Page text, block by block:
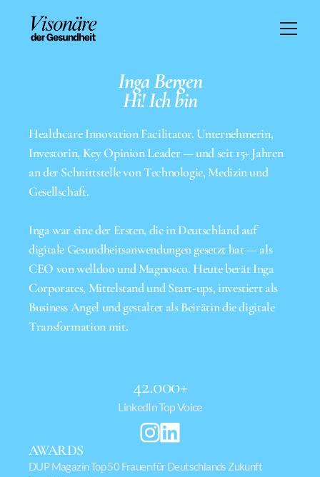
PERSPEKTIVEN
PUBLIKATIONEN
LEISTUNGEN
Inga Bergen
Hi! Ich bin
Healthcare Innovation Facilitator. Unternehmerin,
Investorin, Key Opinion Leader — und seit 15+ Jahren
an der Schnittstelle von Technologie, Medizin und
Gesellschaft.
Inga war eine der Ersten, die in Deutschland auf
digitale Gesundheits­anwendungen gesetzt hat — als
CEO von welldoo und Magnosco. Heute berät Inga
Corporates, Mittelstand und Start-ups, investiert als
Business Angel und gestaltet als Beirätin die digitale
Transformation mit.
42.000+
LinkedIn Top Voice
AWARDS
DUP Magazin Top 50 Frauen für Deutschlands Zukunft